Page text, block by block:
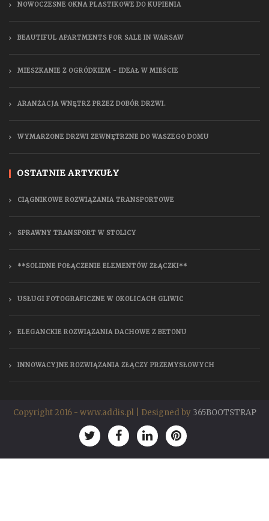
NOWOCZESNE OKNA PLASTIKOWE DO KUPIENIA
BEAUTIFUL APARTMENTS FOR SALE IN WARSAW
MIESZKANIE Z OGRÓDKIEM - IDEAŁ W MIEŚCIE
ARANŻACJA WNĘTRZ PRZEZ DOBÓR DRZWI.
WYMARZONE DRZWI ZEWNĘTRZNE DO WASZEGO DOMU
OSTATNIE ARTYKUŁY
CIĄGNIKOWE ROZWIĄZANIA TRANSPORTOWE
SPRAWNY TRANSPORT W STOLICY
**SOLIDNE POŁĄCZENIE ELEMENTÓW ZŁĄCZKI**
USŁUGI FOTOGRAFICZNE W OKOLICACH GLIWIC
ELEGANCKIE ROZWIĄZANIA DACHOWE Z BETONU
INNOWACYJNE ROZWIĄZANIA ZŁĄCZY PRZEMYSŁOWYCH
Copyright 2016 - www.addis.pl | Designed by 365BOOTSTRAP